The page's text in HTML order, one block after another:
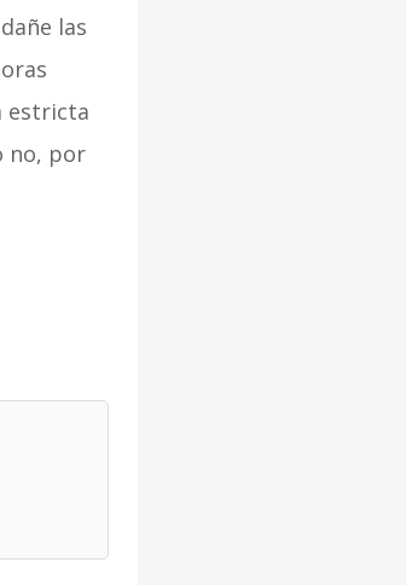
las
estricta
no, por